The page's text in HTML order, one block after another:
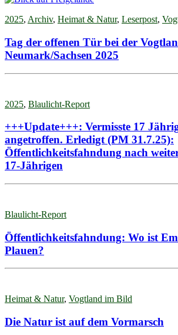
2025, Archiv, Heimat & Natur, Leserpost,
Tag der offenen Tür bei der
Neumark/Sachsen 2025
2025, Blaulicht-Report
+++Update+++: Vermisste 17
angetroffen. Erledigt (PM 31.7.25):
Öffentlichkeitsfahndung nach
17-Jährigen
Blaulicht-Report
Öffentlichkeitsfahndung: Wo ist
Plauen?
Heimat & Natur, Vogtland im Bild
Die Natur ist auf dem Vormarsch